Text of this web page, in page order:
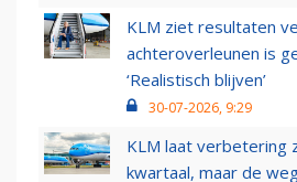
KLM ziet resultaten
achteroverleunen is
‘Realistisch blijven’
30-07-2026, 9:29
KLM laat verbetering
kwartaal, maar de